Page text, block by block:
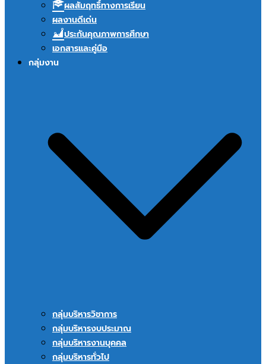
ผลสัมฤทธิ์ทางการเรียน
ผลงานดีเด่น
ประกันคุณภาพการศึกษา
เอกสารและคู่มือ
กลุ่มงาน
กลุ่มบริหารวิชาการ
กลุ่มบริหารงบประมาณ
กลุ่มบริหารงานบุคคล
กลุ่มบริหารทั่วไป